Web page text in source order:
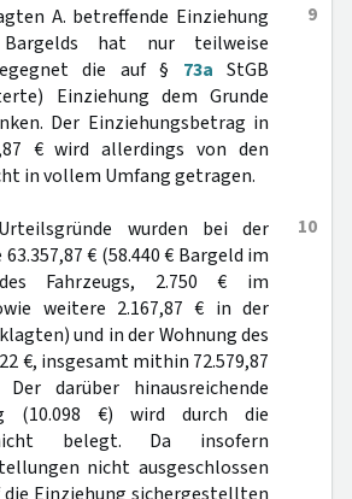
9
A. betreffende Einziehung
Bargelds hat nur teilweise
die auf § 73a StGB
Einziehung dem Grunde
Der Einziehungsbetrag in
€ wird allerdings von den
in vollem Umfang getragen.
10
wurden bei der
€ (58.440 € Bargeld im
Fahrzeugs, 2.750 € im
weitere 2.167,87 € in der
und in der Wohnung des
€, insgesamt mithin 72.579,87
darüber hinausreichende
(10.098 €) wird durch die
belegt. Da insofern
nicht ausgeschlossen